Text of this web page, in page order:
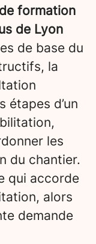
formation
de Lyon
de base du
la
étapes d’un
les
du chantier.
qui accorde
alors
demande